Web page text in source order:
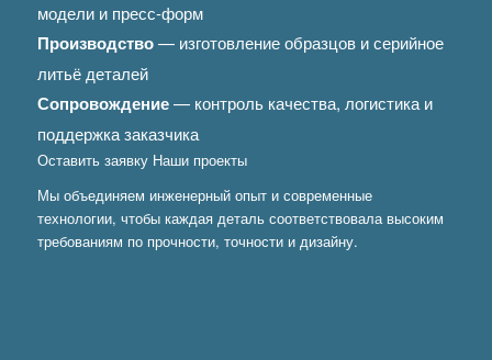
модели и пресс-форм
Производство— изготовление образцов и серийное
литьё деталей
Сопровождение— контроль качества, логистика и
поддержка заказчика
Оставить заявку Наши проекты
Мы объединяем инженерный опыт и современные
технологии, чтобы каждая деталь соответствовала высоким
требованиям по прочности, точности и дизайну.